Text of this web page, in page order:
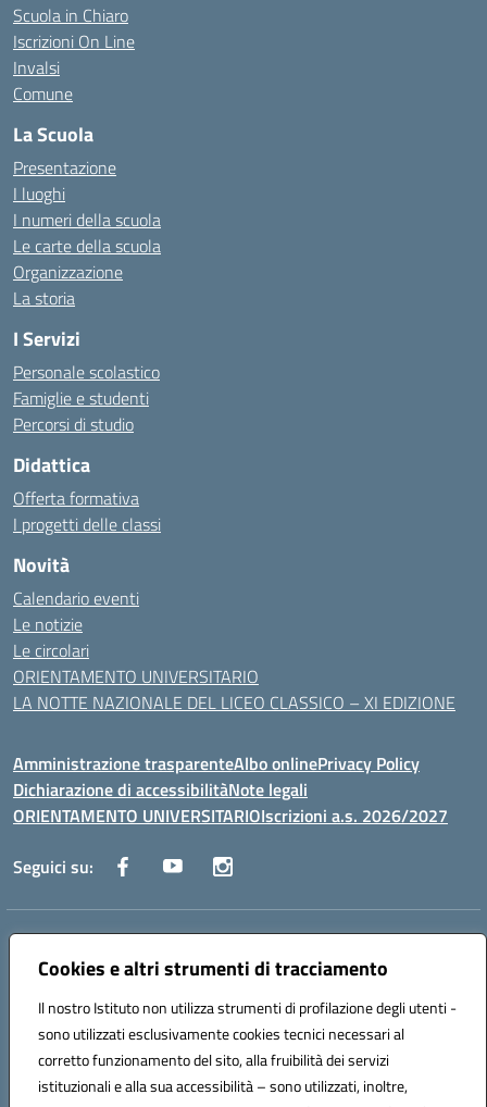
Cookies e altri strumenti di tracciamento
Il nostro Istituto non utilizza strumenti di profilazione degli utenti -
sono utilizzati esclusivamente cookies tecnici necessari al
corretto funzionamento del sito, alla fruibilità dei servizi
istituzionali e alla sua accessibilità – sono utilizzati, inoltre,
Scuola in Chiaro
Iscrizioni On Line
Invalsi
Comune
La Scuola
Presentazione
I luoghi
I numeri della scuola
Le carte della scuola
Organizzazione
La storia
I Servizi
Personale scolastico
Famiglie e studenti
Percorsi di studio
Didattica
Offerta formativa
I progetti delle classi
Novità
Calendario eventi
Le notizie
Le circolari
ORIENTAMENTO UNIVERSITARIO
LA NOTTE NAZIONALE DEL LICEO CLASSICO – XI EDIZIONE
Amministrazione trasparenteAlbo onlinePrivacy Policy
Dichiarazione di accessibilitàNote legali
ORIENTAMENTO UNIVERSITARIOIscrizioni a.s. 2026/2027
Seguici su:
Indirizzo:
Centralino:0882 331218 Email:fgps210002@istruzione.it
Codice fiscale: 93071630714
Codice meccanografico:
FGPS210002
Codice unico di fatturazione (CUF): UF7W9K